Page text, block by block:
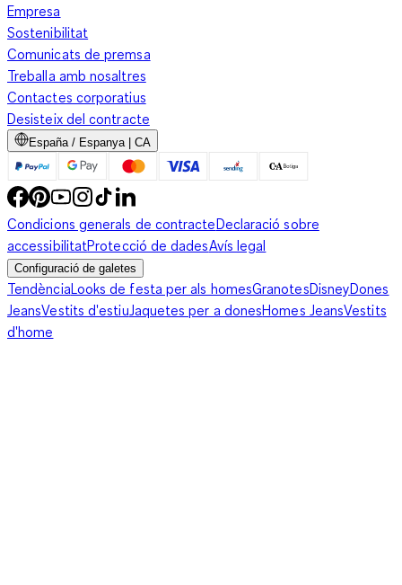
Empresa
Sostenibilitat
Comunicats de premsa
Treballa amb nosaltres
Contactes corporatius
Desisteix del contracte
España / Espanya | CA
Condicions generals de contracteDeclaració sobre
accessibilitatProtecció de dadesAvís legal
Configuració de galetes
TendènciaLooks de festa per als homesGranotesDisneyDones
JeansVestits d'estiuJaquetes per a donesHomes JeansVestits
d'home